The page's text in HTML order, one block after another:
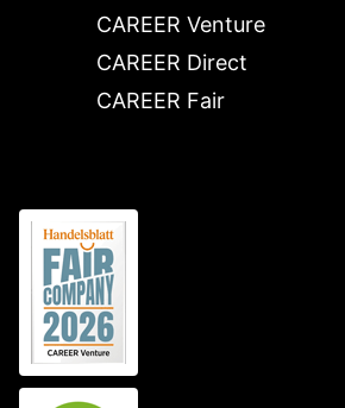
CAREER Venture
CAREER Direct
CAREER Fair